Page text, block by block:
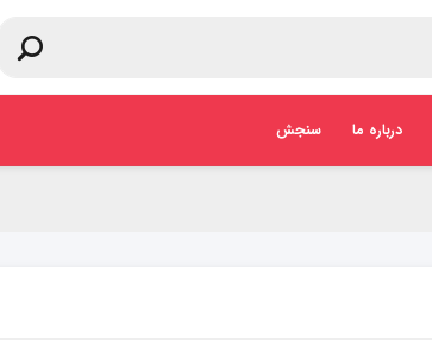
درباره ما سنجش